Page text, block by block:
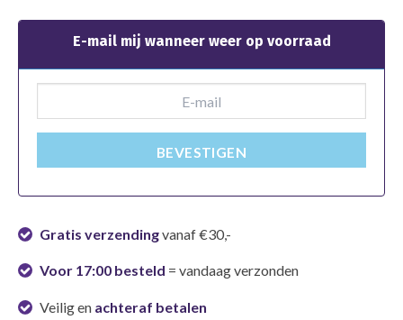
E-mail mij wanneer weer op voorraad
BEVESTIGEN
Gratis verzendingvanaf €30,-
Voor 17:00 besteld = vandaag verzonden
Veilig en achteraf betalen